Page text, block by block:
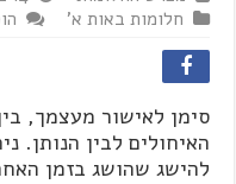
חלומות באות א'
סימן לאישור מעצמך,
האיחולים לבין הנותן.
להישג שהושג בזמן